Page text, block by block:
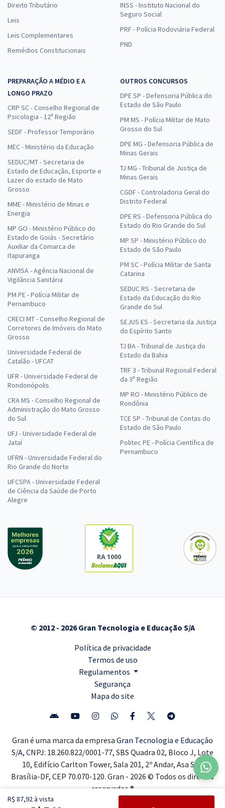
R$ 87,92 à vista
Direito Tributário
Leis
Leis Complementares
Remédios Constitucionais
INSS - Instituto Nacional do
Seguro Social
PRF - Polícia Rodoviária Federal
PND
PREPARAÇÃO A MÉDIO E A
LONGO PRAZO
CRP SC - Conselho Regional de
Psicologia - 12ª Região
SEDF - Professor Temporário
MEC - Ministério da Educação
SEDUC/MT - Secretaria de
Estado de Educação, Esporte e
Lazer do estado de Mato
Grosso
MME - Ministério de Minas e
Energia
MP GO - Ministério Público do
Estado de Goiás - Secretário
Auxiliar da Comarca de
Itapuranga
ANVISA - Agência Nacional de
Vigilância Sanitária
PM PE - Polícia Militar de
Pernambuco
CRECI MT - Conselho Regional de
Corretores de Imóveis do Mato
Grosso
Universidade Federal de
Catalão - UFCAT
UFR - Universidade Federal de
Rondonópolis
CRA MS - Conselho Regional de
Administração do Mato Grosso
do Sul
UFJ - Universidade Federal de
Jataí
UFRN - Universidade Federal do
Rio Grande do Norte
UFCSPA - Universidade Federal
de Ciência da Saúde de Porto
Alegre
OUTROS CONCURSOS
DPE SP - Defensoria Pública do
Estado de São Paulo
PM MS - Polícia Militar de Mato
Grosso do Sul
DPE MG - Defensoria Pública de
Minas Gerais
TJ MG - Tribunal de Justiça de
Minas Gerais
CGDF - Controladoria Geral do
Distrito Federal
DPE RS - Defensoria Pública do
Estado do Rio Grande do Sul
MP SP - Ministério Público do
Estado de São Paulo
PM SC - Polícia Militar de Santa
Catarina
SEDUC RS - Secretaria de
Estado da Educação do Rio
Grande do Sul
SEJUS ES - Secretaria da Justiça
do Espírito Santo
TJ BA - Tribunal de Justiça do
Estado da Bahia
TRF 3 - Tribunal Regional Federal
da 3ª Região
MP RO - Ministério Público de
Rondônia
TCE SP - Tribunal de Contas do
Estado de São Paulo
Politec PE - Polícia Científica de
Pernambuco
RA 1000
© 2012 - 2026 Gran Tecnologia e Educação S/A
Política de privacidade
Termos de uso
Regulamentos
Segurança
Mapa do site
Gran é uma marca da empresa Gran Tecnologia e Educação
S/A, CNPJ: 18.260.822/0001-77, SBS Quadra 02, Bloco J, Lote
10, Edifício Carlton Tower, Sala 201, 2º Andar, Asa Sul,
Brasília-DF, CEP 70.070-120. Gran - 2026 © Todos os direitos
reservados ®